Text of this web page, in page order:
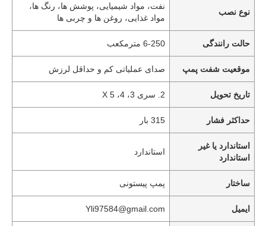
نوع نصب
نفت، مواد شیمیایی، پوشش ها، رنگ ها،
مواد غذایی، روغن ها و چربی ها
حالت رانندگی 6-250 مترمکعب
موقعیت شفت پمپ صدای عملیاتی کم و حداقل لرزش
تاریخ تحویل 2. سری 3، 4، 5 X
حداکثر فشار 315 بار
استاندارد یا غیر
استاندارد
استاندارد
ساختار پمپ پیستونی
ایمیل Yli97584@gmail.com